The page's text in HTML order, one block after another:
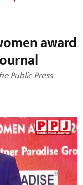
award
Public Press